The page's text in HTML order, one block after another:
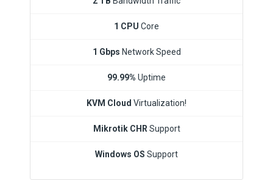
1 CPU Core
1 Gbps Network Speed
99.99% Uptime
KVM Cloud Virtualization!
Mikrotik CHR Support
Windows OS Support